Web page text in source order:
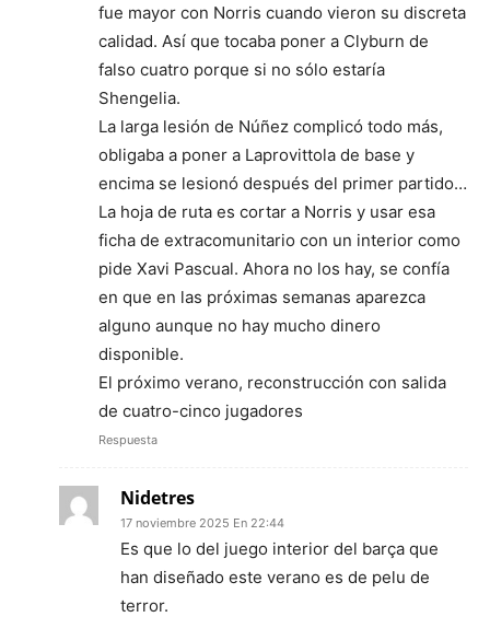
fue mayor con Norris cuando vieron su discreta
calidad. Así que tocaba poner a Clyburn de
falso cuatro porque si no sólo estaría
Shengelia.
La larga lesión de Núñez complicó todo más,
obligaba a poner a Laprovittola de base y
encima se lesionó después del primer partido…
La hoja de ruta es cortar a Norris y usar esa
ficha de extracomunitario con un interior como
pide Xavi Pascual. Ahora no los hay, se confía
en que en las próximas semanas aparezca
alguno aunque no hay mucho dinero
disponible.
El próximo verano, reconstrucción con salida
de cuatro-cinco jugadores
Respuesta
Nidetres
17 noviembre 2025 En 22:44
Es que lo del juego interior del barça que
han diseñado este verano es de pelu de
terror.